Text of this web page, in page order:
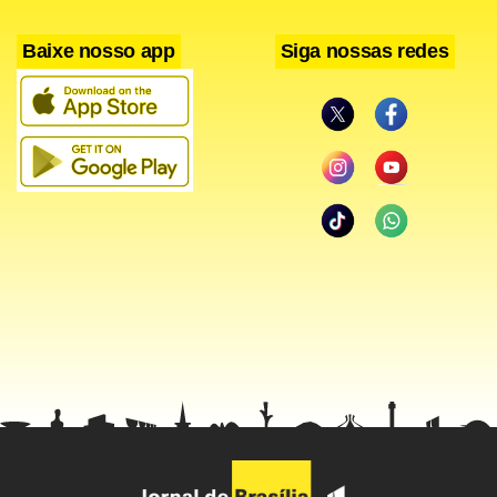
Facebook
WhatsApp
LinkedIn
Twitter
X Telegram
Share
Baixe nosso app Siga nossas redes